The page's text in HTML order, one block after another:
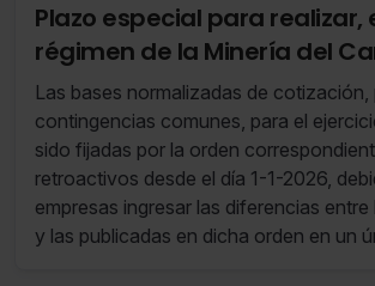
Plazo especial para realizar,
régimen de la Minería del
ingreso de las diferencias de
durante 2026
Las bases normalizadas de cotización,
contingencias comunes, para el
sido fijadas por la orden
retroactivos desde el día 1-1-2026,
empresas ingresar las diferencias
y las publicadas en dicha orden en un